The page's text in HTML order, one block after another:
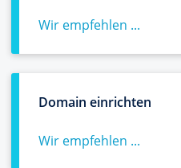
Wir empfehlen ...
Domain einrichten
Wir empfehlen ...